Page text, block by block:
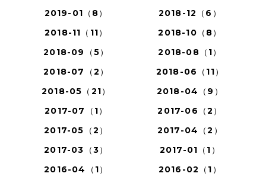
2019-01（8）
2018-12（6）
2018-11（11）
2018-10（8）
2018-09（5）
2018-08（1）
2018-07（2）
2018-06（11）
2018-05（21）
2018-04（9）
2017-07（1）
2017-06（2）
2017-05（2）
2017-04（2）
2017-03（3）
2017-01（1）
2016-04（1）
2016-02（1）